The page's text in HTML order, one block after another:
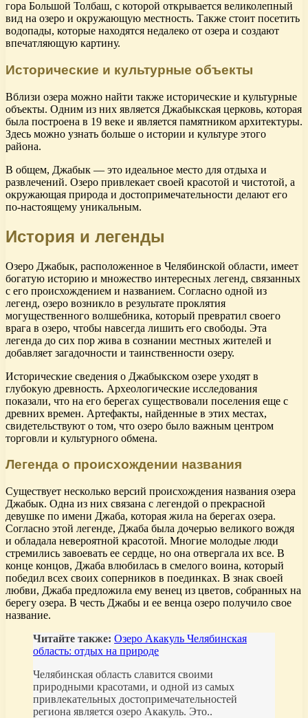
гора Большой Толбаш, с которой открывается великолепный
вид на озеро и окружающую местность. Также стоит посетить
водопады, которые находятся недалеко от озера и создают
впечатляющую картину.
Исторические и культурные объекты
Вблизи озера можно найти также исторические и культурные
объекты. Одним из них является Джабыкская церковь, которая
была построена в 19 веке и является памятником архитектуры.
Здесь можно узнать больше о истории и культуре этого
района.
В общем, Джабык — это идеальное место для отдыха и
развлечений. Озеро привлекает своей красотой и чистотой, а
окружающая природа и достопримечательности делают его
по-настоящему уникальным.
История и легенды
Озеро Джабык, расположенное в Челябинской области, имеет
богатую историю и множество интересных легенд, связанных
с его происхождением и названием. Согласно одной из
легенд, озеро возникло в результате проклятия
могущественного волшебника, который превратил своего
врага в озеро, чтобы навсегда лишить его свободы. Эта
легенда до сих пор жива в сознании местных жителей и
добавляет загадочности и таинственности озеру.
Исторические сведения о Джабыкском озере уходят в
глубокую древность. Археологические исследования
показали, что на его берегах существовали поселения еще с
древних времен. Артефакты, найденные в этих местах,
свидетельствуют о том, что озеро было важным центром
торговли и культурного обмена.
Легенда о происхождении названия
Существует несколько версий происхождения названия озера
Джабык. Одна из них связана с легендой о прекрасной
девушке по имени Джаба, которая жила на берегах озера.
Согласно этой легенде, Джаба была дочерью великого вождя
и обладала невероятной красотой. Многие молодые люди
стремились завоевать ее сердце, но она отвергала их все. В
конце концов, Джаба влюбилась в смелого воина, который
победил всех своих соперников в поединках. В знак своей
любви, Джаба предложила ему венец из цветов, собранных на
берегу озера. В честь Джабы и ее венца озеро получило свое
название.
Читайте также: Озеро Акакуль Челябинская
область: отдых на природе
Челябинская область славится своими
природными красотами, и одной из самых
привлекательных достопримечательностей
региона является озеро Акакуль. Это..